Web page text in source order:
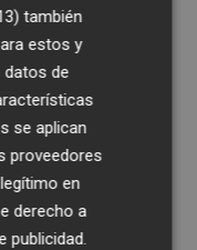
las búsquedas de
del Trovo
también
estos y
datos de
se aplican
proveedores
en
derecho a
publicidad.